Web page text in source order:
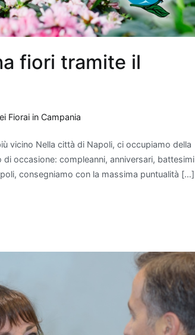
fiori tramite il
Fiorai in Campania
vicino Nella città di Napoli, ci occupiamo della
occasione: compleanni, anniversari, battesimi
consegniamo con la massima puntualità […]
offrendo benefici per la
un regalo sostenibile ed esteticamente